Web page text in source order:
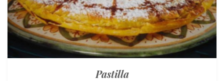
Pastilla